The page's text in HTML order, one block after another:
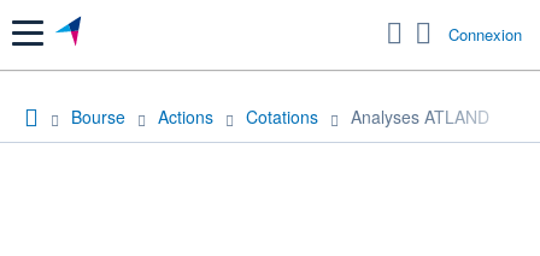
Menu Connexion
Bourse Actions Cotations Analyses ATLAND